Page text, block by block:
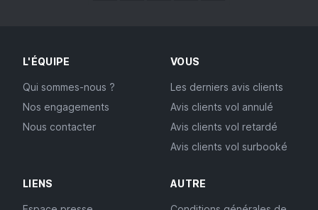
L'ÉQUIPE
Qui sommes-nous ?
Nos engagements
Nous contacter
VOUS
Les derniers avis clients
Avis clients vol annulé
Avis clients vol retardé
Avis clients vol surbooké
LIENS AUTRE